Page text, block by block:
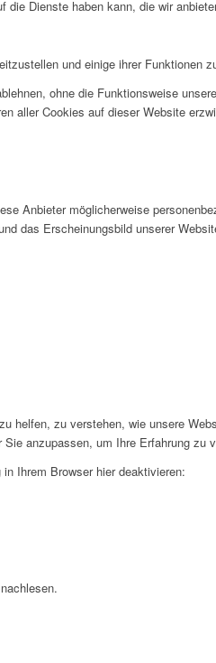
die Dienste haben kann, die wir
und einige ihrer Funktionen
ohne die Funktionsweise
aller Cookies auf dieser Website
Anbieter möglicherweise
das Erscheinungsbild unserer
helfen, zu verstehen, wie unsere
anzupassen, um Ihre Erfahrung zu
Ihrem Browser hier deaktivieren: